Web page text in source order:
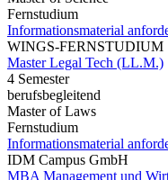
Fernstudium
Informationsmaterial
WINGS-FERNSTUDIUM
Master Legal Tech (LL.M.)
4 Semester
berufsbegleitend
Master of Laws
Fernstudium
Informationsmaterial
IDM Campus GmbH
MBA Management und